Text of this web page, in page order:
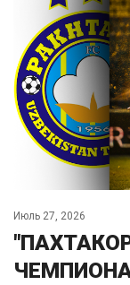
Июль 27, 2026